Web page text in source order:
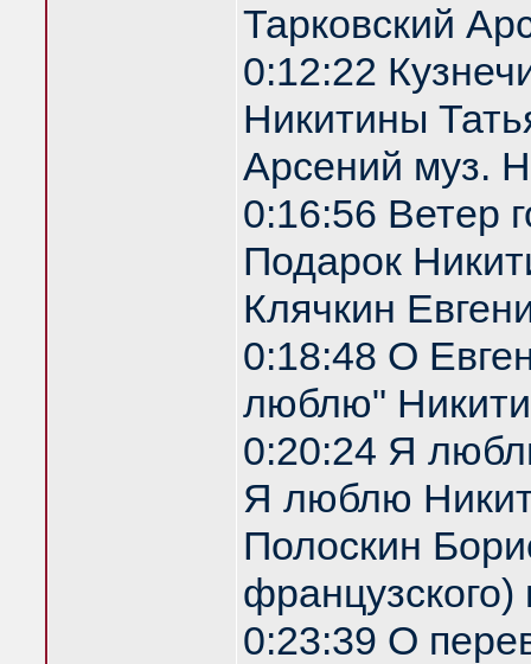
Тарковский
0:12:22
Никитины
Арсений муз.
0:16:56 Ветер
Подарок
Клячкин
0:18:48 О
люблю"
0:20:24 Я
Я люблю
Полоскин
0:23:39 О